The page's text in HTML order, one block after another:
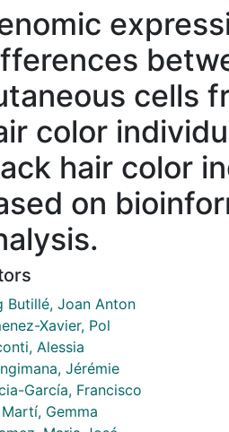
cells
color
hair color
on
Butillé, Joan Anton
Xavier, Pol
Alessia
Jérémie
García, Francisco
Gemma